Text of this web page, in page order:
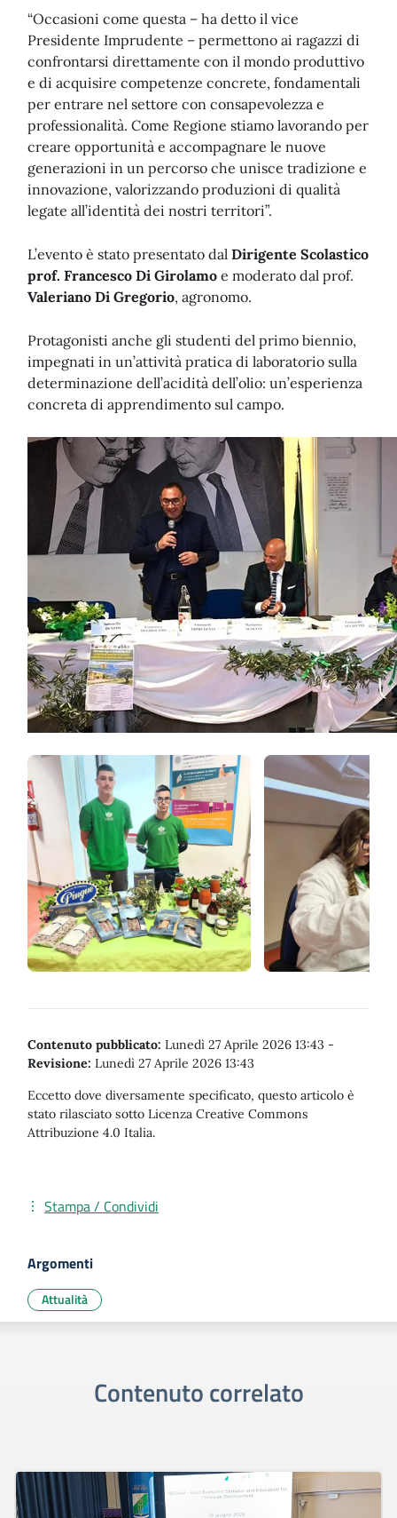
“Occasioni come questa – ha detto il vice
Presidente Imprudente – permettono ai ragazzi di
confrontarsi direttamente con il mondo produttivo
e di acquisire competenze concrete, fondamentali
per entrare nel settore con consapevolezza e
professionalità. Come Regione stiamo lavorando per
creare opportunità e accompagnare le nuove
generazioni in un percorso che unisce tradizione e
innovazione, valorizzando produzioni di qualità
legate all’identità dei nostri territori”.
L’evento è stato presentato dal Dirigente Scolastico
prof. Francesco Di Girolamo e moderato dal prof.
Valeriano Di Gregorio, agronomo.
Protagonisti anche gli studenti del primo biennio,
impegnati in un’attività pratica di laboratorio sulla
determinazione dell’acidità dell’olio: un’esperienza
concreta di apprendimento sul campo.
Contenuto pubblicato: Lunedì 27 Aprile 2026 13:43 -
Revisione: Lunedì 27 Aprile 2026 13:43
Eccetto dove diversamente specificato, questo articolo è
stato rilasciato sotto Licenza Creative Commons
Attribuzione 4.0 Italia.
Stampa / Condividi
Argomenti
Attualità
Contenuto correlato